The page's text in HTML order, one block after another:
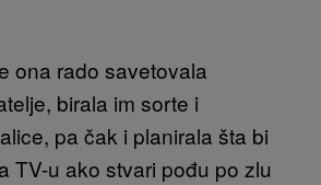
ona rado savetovala
birala im sorte i
pa čak i planirala šta bi
TV-u ako stvari pođu po zlu